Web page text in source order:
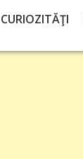
CURIOZITĂŢI